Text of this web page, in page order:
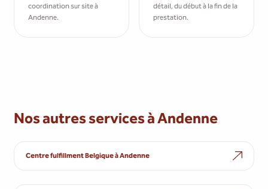
coordination sur site à
Andenne.
détail, du début à la fin de la
prestation.
Nos autres services à Andenne
Centre fulfillment Belgique à Andenne